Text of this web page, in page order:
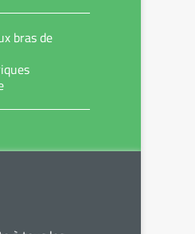
bras de